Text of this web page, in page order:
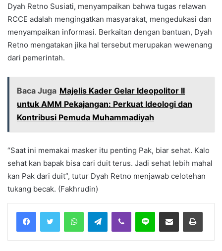
Dyah Retno Susiati, menyampaikan bahwa tugas relawan
RCCE adalah mengingatkan masyarakat, mengedukasi dan
menyampaikan informasi. Berkaitan dengan bantuan, Dyah
Retno mengatakan jika hal tersebut merupakan wewenang
dari pemerintah.
Baca Juga Majelis Kader Gelar Ideopolitor II
untuk AMM Pekajangan: Perkuat Ideologi dan
Kontribusi Pemuda Muhammadiyah
“Saat ini memakai masker itu penting Pak, biar sehat. Kalo
sehat kan bapak bisa cari duit terus. Jadi sehat lebih mahal
kan Pak dari duit”, tutur Dyah Retno menjawab celotehan
tukang becak. (Fakhrudin)
Telegram